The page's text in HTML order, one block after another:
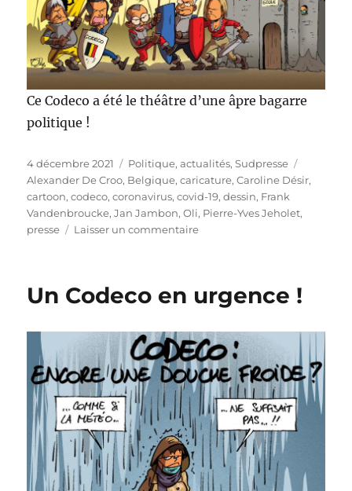
Ce Codeco a été le théâtre d’une âpre bagarre
politique !
Publié
le
4 décembre 2021 Catégories
Politique, actualités,Sudpresse
Alexander De Croo, Belgique,caricature,Caroline Désir,
cartoon,codeco,coronavirus,covid-19,dessin, Frank
Vandenbroucke,Jan Jambon,Oli, Pierre-Yves Jeholet,
presse
Laisser un commentairesur
ans
Un Codeco en urgence !